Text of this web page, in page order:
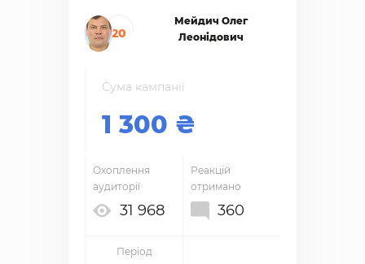
20
Мейдич Олег
Леонідович
Сума кампанії
1 300
Охоплення
аудиторії
31 968
Реакцій
отримано
360
Період